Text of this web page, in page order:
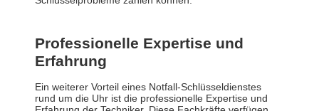
Professionelle Expertise und
Erfahrung
Ein weiterer Vorteil eines Notfall-Schlüsseldienstes
rund um die Uhr ist die professionelle Expertise und